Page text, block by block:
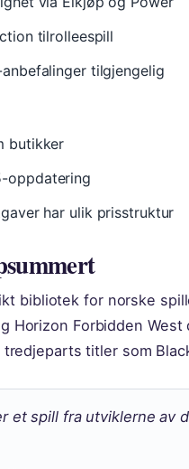
tilrolleespill
tilgjengelig
butikker
oppdatering
har ulik prisstruktur
bibliotek for norske
Horizon Forbidden
titler som
et spill fra utviklerne av